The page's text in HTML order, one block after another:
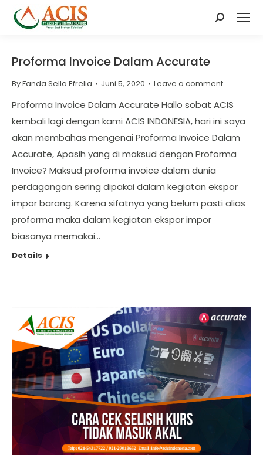
Search:
Proforma Invoice Dalam Accurate
ByFanda Sella Efrelia Juni 5, 2020 Leave a comment
Proforma Invoice Dalam Accurate Hallo sobat ACIS
kembali lagi dengan kami ACIS INDONESIA, hari ini saya
akan membahas mengenai Proforma Invoice Dalam
Accurate, Apasih yang di maksud dengan Proforma
Invoice? Maksud proforma invoice dalam dunia
perdagangan sering dipakai dalam kegiatan ekspor
impor barang. Karena sifatnya yang belum pasti alias
proforma maka dalam kegiatan ekspor impor
biasanya memakai…
Details